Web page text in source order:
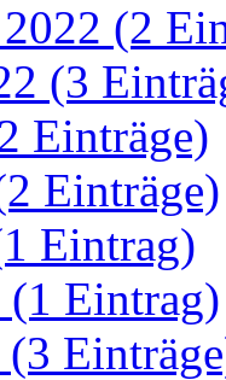
(2
(3
Einträge)
Einträge)
Eintrag)
Eintrag)